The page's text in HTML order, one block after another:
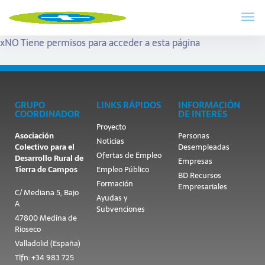
xNO Tiene permisos para acceder a esta página
GRUPO
COORDINADOR
Asociación
Colectivo para el
Desarrollo Rural de
Tierra de Campos
C/ Mediana 5, Bajo
A
47800 Medina de
Rioseco
Valladolid (España)
Tlfn: +34 983 725
LINKS RÁPIDOS
Proyecto
Noticias
Ofertas de Empleo
Empleo Público
Formación
Ayudas y
Subvenciones
INFORMACIÓN
DE INTERÉS
Personas
Desempleadas
Empresas
BD Recursos
Empresariales